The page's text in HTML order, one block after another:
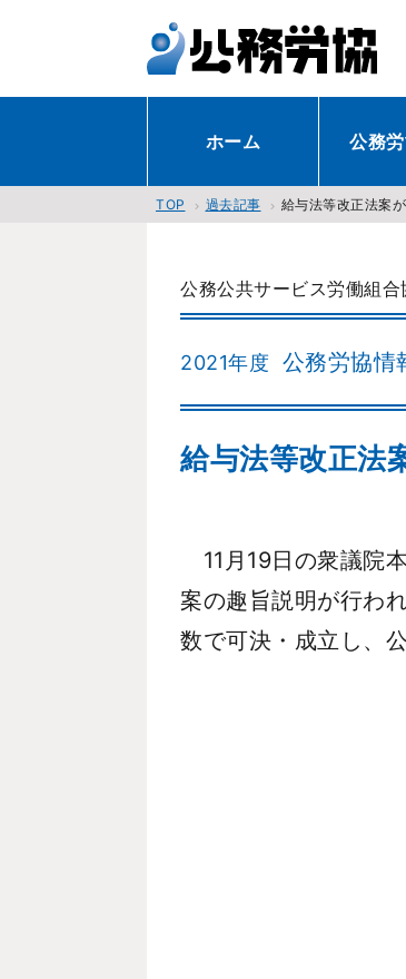
ホーム 公務
TOP 過去記事 給与法等改正法案
公務公共サービス労働組合
2021年度 公務労協情
給与法等改正法
11月19日の衆議院
案の趣旨説明が行わ
数で可決・成立し、